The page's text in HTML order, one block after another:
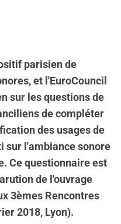
parisien de
et l'EuroCouncil
sur les questions de
de compléter
des usages de
sur l'ambiance sonore
Ce questionnaire est
de l'ouvrage
3èmes Rencontres
2018, Lyon).